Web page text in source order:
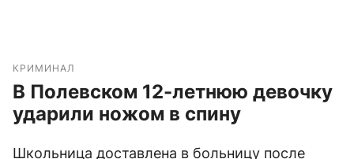
КРИМИНАЛ
В Полевском 12-летнюю девочку
ударили ножом в спину
Школьница доставлена в больницу после